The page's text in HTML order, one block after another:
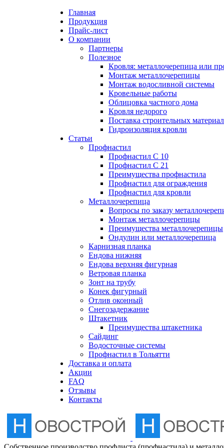
Главная
Продукция
Прайс-лист
О компании
Партнеры
Полезное
Кровля: металлочерепица или
Монтаж металлочерепицы
Монтаж водосливной системы
Кровельные работы
Облицовка частного дома
Кровля недорого
Поставка строительных
Гидроизоляция кровли
Статьи
Профнастил
Профнастил С 10
Профнастил С 21
Преимущества профнастила
Профнастил для ограждения
Профнастил для кровли
Металлочерепица
Вопросы по заказу
Монтаж металлочерепицы
Преимущества металлочерепицы
Ондулин или металлочерепица
Карнизная планка
Ендова нижняя
Ендова верхняя фигурная
Ветровая планка
Зонт на трубу
Конек фигурный
Отлив оконный
Снегозадержание
Штакетник
Преимущества штакетника
Сайдинг
Водосточные системы
Профнастил в Тольятти
Доставка и оплата
Акции
FAQ
Отзывы
Контакты
Монтаж
Монтаж
Кровельные
Кровля недорого
Поставка
Гидроизоляция
Профнастил
Профнастил С
Преимущества
Металлочерепица Монтаж
Преимущества
Ендова верхняя фигурная
Водосточные системы
Профнастил в Тольятти
Цена на профнастил
Цена на металлочерепицу